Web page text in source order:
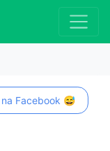
Facebook 😅